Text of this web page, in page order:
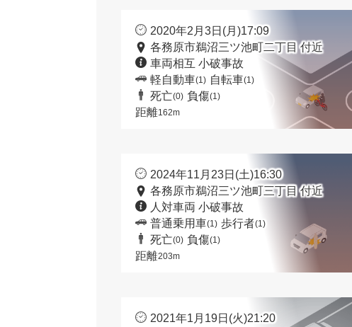
2020年2月3日(月)17:09
各務原市鵜沼三ツ池町二丁目 付近
車両相互 小破事故
軽自動車(1) 自転車(1)
死亡(0) 負傷(1)
距離162m
2024年11月23日(土)16:30
各務原市鵜沼三ツ池町三丁目 付近
人対車両 小破事故
普通乗用車(1) 歩行者(1)
死亡(0) 負傷(1)
距離203m
2021年1月19日(火)21:20